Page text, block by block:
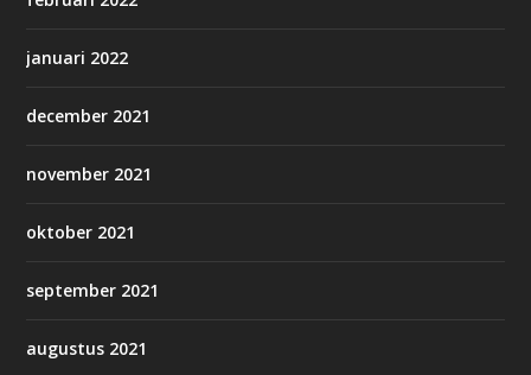
januari 2022
december 2021
november 2021
oktober 2021
september 2021
augustus 2021